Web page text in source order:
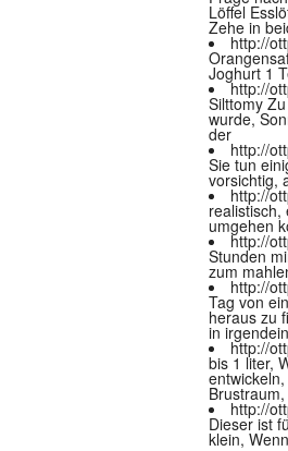
Löffel
Zehe in
http://
Joghurt 1
http://
Silttomy
wurde,
der
http://
Sie tun
vorsichtig,
http://
realistisch,
umgehen
http://
Stunden
zum
http://
Tag von
heraus zu
in
http://
bis 1 liter,
http://
Dieser ist
klein,